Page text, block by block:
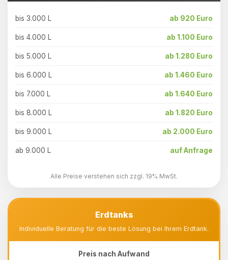
bis 3.000 L ab 920 Euro
bis 4.000 L ab 1.100 Euro
bis 5.000 L ab 1.280 Euro
bis 6.000 L ab 1.460 Euro
bis 7.000 L ab 1.640 Euro
bis 8.000 L ab 1.820 Euro
bis 9.000 L ab 2.000 Euro
ab 9.000 L auf Anfrage
Alle Preise verstehen sich zzgl. 19% MwSt.
Erdtanks
Individuelle Beratung für die beste Lösung bei Ihrem Erdtank.
Preis nach Aufwand